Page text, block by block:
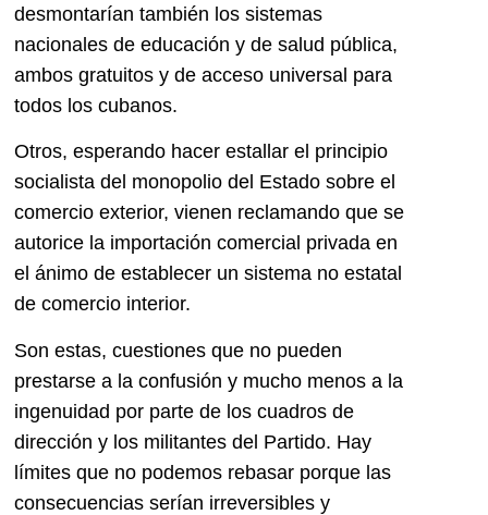
desmontarían también los sistemas
nacionales de educación y de salud pública,
ambos gratuitos y de acceso universal para
todos los cubanos.
Otros, esperando hacer estallar el principio
socialista del monopolio del Estado sobre el
comercio exterior, vienen reclamando que se
autorice la importación comercial privada en
el ánimo de establecer un sistema no estatal
de comercio interior.
Son estas, cuestiones que no pueden
prestarse a la confusión y mucho menos a la
ingenuidad por parte de los cuadros de
dirección y los militantes del Partido. Hay
límites que no podemos rebasar porque las
consecuencias serían irreversibles y